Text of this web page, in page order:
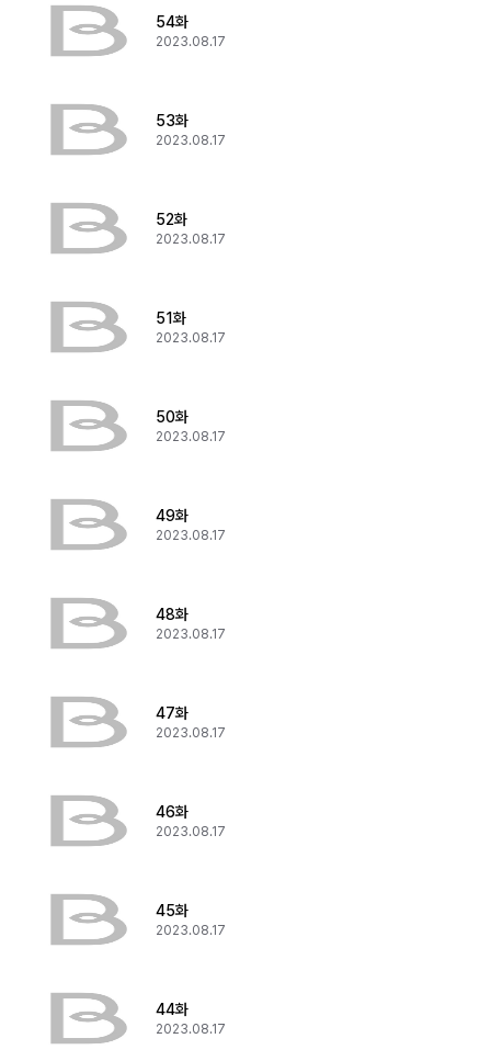
54화
2023.08.17
53화
2023.08.17
52화
2023.08.17
51화
2023.08.17
50화
2023.08.17
49화
2023.08.17
48화
2023.08.17
47화
2023.08.17
46화
2023.08.17
45화
2023.08.17
44화
2023.08.17